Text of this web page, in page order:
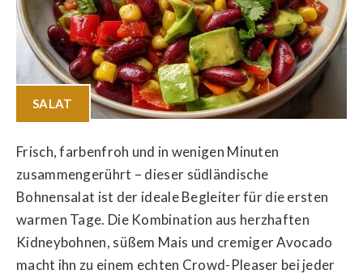
SALAT
Frisch, farbenfroh und in wenigen Minuten
zusammengerührt – dieser südländische
Bohnensalat ist der ideale Begleiter für die ersten
warmen Tage. Die Kombination aus herzhaften
Kidneybohnen, süßem Mais und cremiger Avocado
macht ihn zu einem echten Crowd-Pleaser bei jeder